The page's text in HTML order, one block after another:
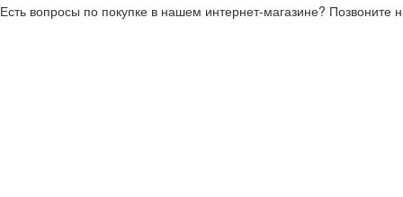
Есть вопросы по покупке в нашем интернет-магазине? Позвоните